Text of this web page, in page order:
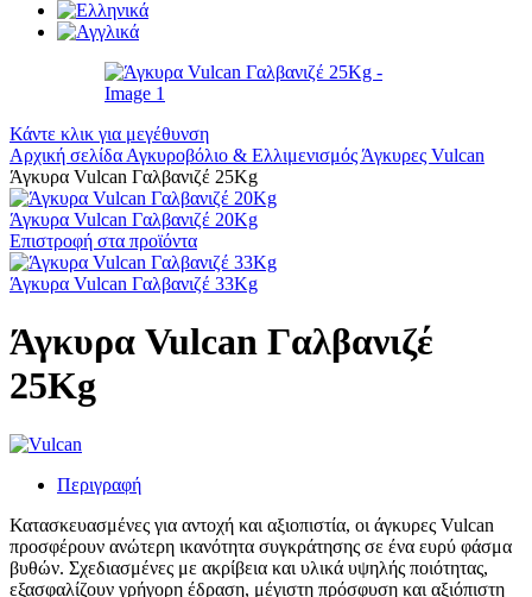
Κάντε κλικ για μεγέθυνση
Αρχική σελίδα Αγκυροβόλιο & Ελλιμενισμός Άγκυρες Vulcan
Άγκυρα Vulcan Γαλβανιζέ 25Kg
Άγκυρα Vulcan Γαλβανιζέ 20Kg
Επιστροφή στα προϊόντα
Άγκυρα Vulcan Γαλβανιζέ 33Kg
Άγκυρα Vulcan Γαλβανιζέ
25Kg
Περιγραφή
Κατασκευασμένες για αντοχή και αξιοπιστία, οι άγκυρες Vulcan
προσφέρουν ανώτερη ικανότητα συγκράτησης σε ένα ευρύ φάσμα
βυθών. Σχεδιασμένες με ακρίβεια και υλικά υψηλής ποιότητας,
εξασφαλίζουν γρήγορη έδραση, μέγιστη πρόσφυση και αξιόπιστη